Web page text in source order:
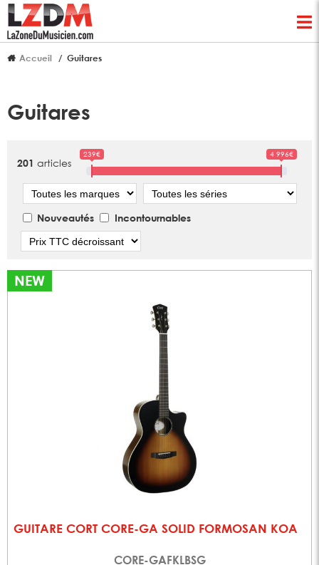
Accueil Guitares
Guitares
201 articles
239€ 4 996€
Marque Série
Nouveautés
Incontournables
NEW
GUITARE CORT CORE-GA SOLID FORMOSAN KOA
CORE-GAFKLBSG